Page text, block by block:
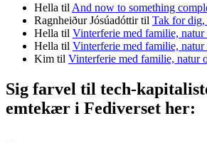
Hella til And now to something
Ragnheiður Jósúadóttirtil Tak for
Hella til Vinterferie med familie,
Hella til Vinterferie med familie,
Kim til Vinterferie med familie, natur
Sig farvel til tech-
emtekær i Fediverset her: